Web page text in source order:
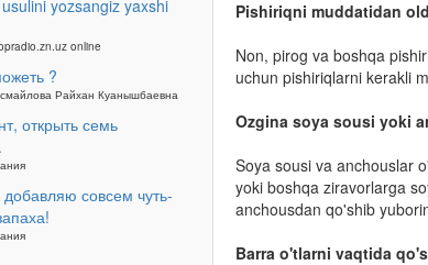
yozsangiz yaxshi
online
?
Райхан Куанышбаевна
открыть семь
совсем чуть-
Pishiriqni muddatidan
Non, pirog va boshqa
uchun pishiriqlarni kerakli
Ozgina soya sousi yoki
Soya sousi va anchouslar
yoki boshqa ziravorlarga
anchousdan qo'shib
Barra o'tlarni vaqtida